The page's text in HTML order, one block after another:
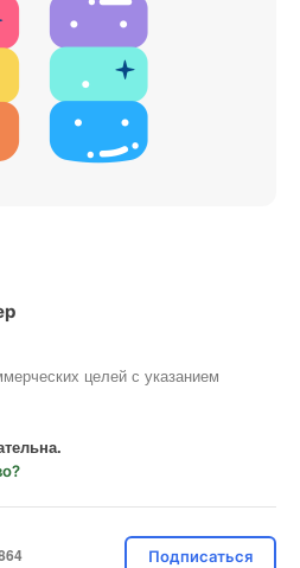
целей с указанием
Подписаться